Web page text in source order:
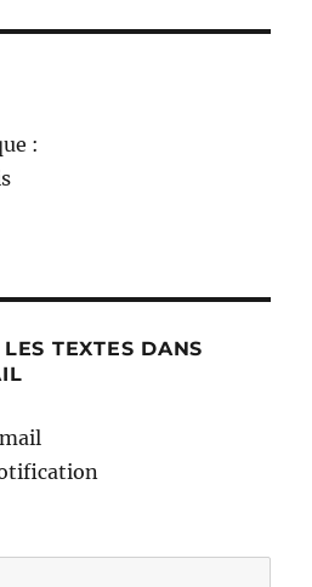
:
TEXTES DANS